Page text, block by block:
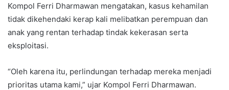
Kompol Ferri Dharmawan mengatakan, kasus kehamilan
tidak dikehendaki kerap kali melibatkan perempuan dan
anak yang rentan terhadap tindak kekerasan serta
eksploitasi.
“Oleh karena itu, perlindungan terhadap mereka menjadi
prioritas utama kami,” ujar Kompol Ferri Dharmawan.